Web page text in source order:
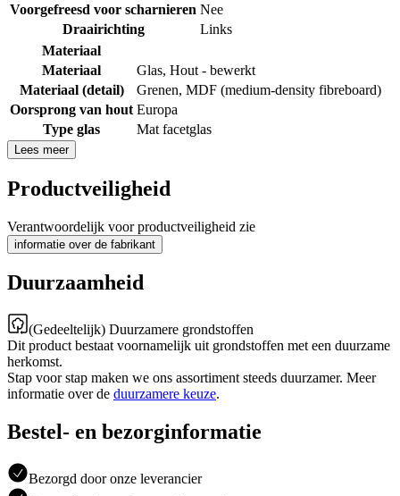
Voorgefreesd voor scharnieren Nee
Draairichting
Links
Materiaal
Materiaal
Glas, Hout - bewerkt
Materiaal (detail)
Grenen, MDF (medium-density fibreboard)
Oorsprong van hout Europa
Type glas
Mat facetglas
Lees meer
Productveiligheid
Verantwoordelijk voor productveiligheid zie
informatie over de fabrikant
Duurzaamheid
(Gedeeltelijk) Duurzamere grondstoffen
Dit product bestaat voornamelijk uit grondstoffen met een duurzame
herkomst.
Stap voor stap maken we ons assortiment steeds duurzamer. Meer
informatie over de duurzamere keuze.
Bestel- en bezorginformatie
Bezorgd door onze leverancier